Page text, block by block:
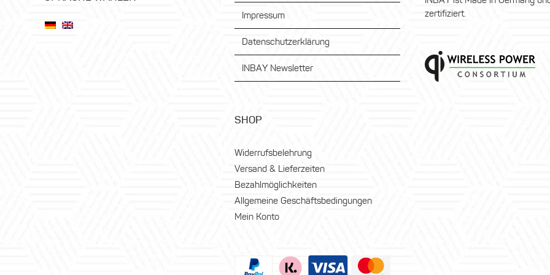
Impressum
Datenschutzerklärung
INBAY Newsletter
SHOP
Widerrufsbelehrung
Versand & Lieferzeiten
Bezahlmöglichkeiten
Allgemeine Geschäftsbedingungen
Mein Konto
zertifiziert.